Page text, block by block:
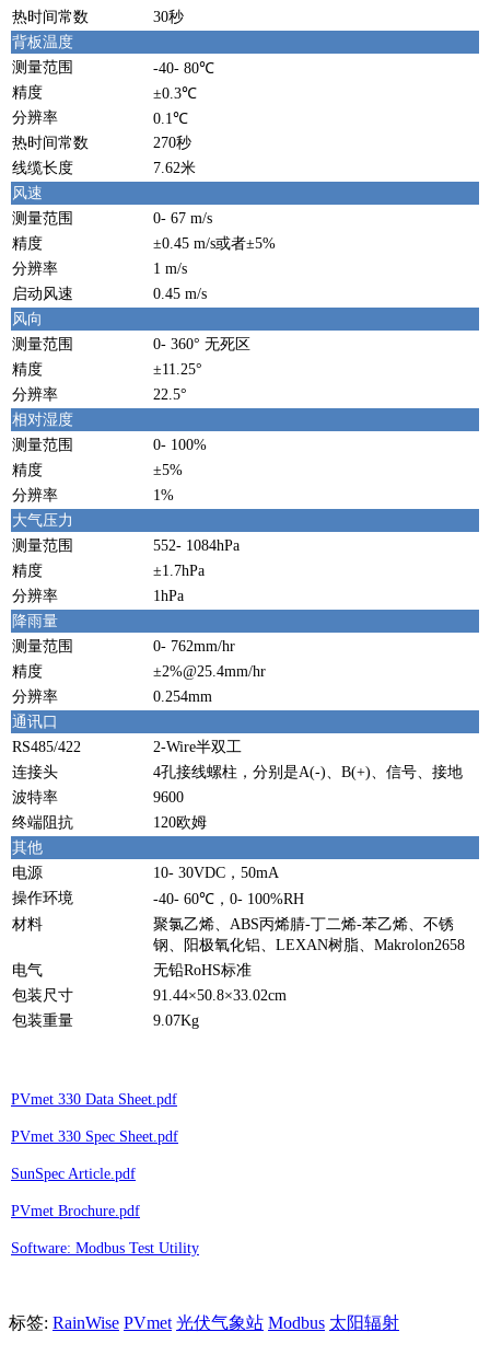
热时间常数
30秒
背板温度
测量范围
-40- 80℃
精度
±0.3℃
分辨率
0.1℃
热时间常数
270秒
线缆长度
7.62米
风速
测量范围
0- 67 m/s
精度
±0.45 m/s或者±5%
分辨率
1 m/s
启动风速
0.45 m/s
风向
测量范围
0- 360° 无死区
精度
±11.25°
分辨率
22.5°
相对湿度
测量范围
0- 100%
精度
±5%
分辨率
1%
大气压力
测量范围
552- 1084hPa
精度
±1.7hPa
分辨率
1hPa
降雨量
测量范围
0- 762mm/hr
精度
±2%@25.4mm/hr
分辨率
0.254mm
通讯口
RS485/422
2-Wire半双工
连接头
4孔接线螺柱，分别是A(-)、B(+)、信号、接地
波特率
9600
终端阻抗
120欧姆
其他
电源
10- 30VDC，50mA
操作环境
-40- 60℃，0- 100%RH
材料
聚氯乙烯、ABS丙烯腈-丁二烯-苯乙烯、不锈
钢、阳极氧化铝、LEXAN树脂、Makrolon2658
电气
无铅RoHS标准
包装尺寸
91.44×50.8×33.02cm
包装重量
9.07Kg
PVmet 330 Data Sheet.pdf
PVmet 330 Spec Sheet.pdf
SunSpec Article.pdf
PVmet Brochure.pdf
Software: Modbus Test Utility
标签: RainWise PVmet 光伏气象站 Modbus 太阳辐射